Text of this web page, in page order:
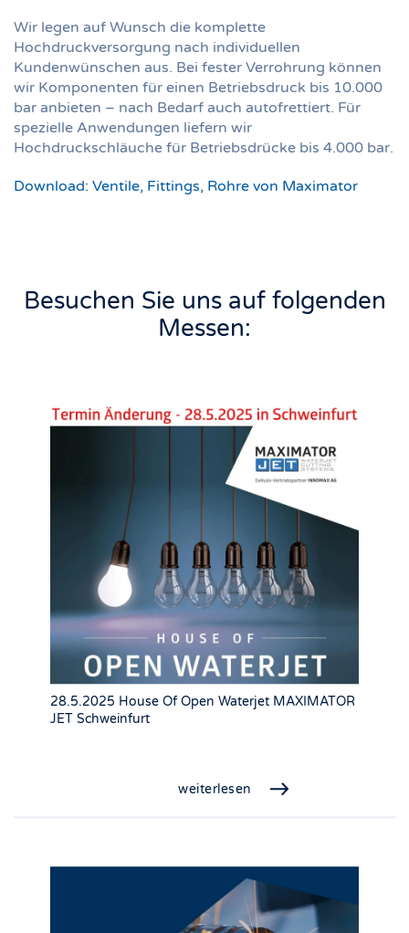
Wir legen auf Wunsch die komplette
Hochdruckversorgung nach individuellen
Kundenwünschen aus. Bei fester Verrohrung können
wir Komponenten für einen Betriebsdruck bis 10.000
bar anbieten – nach Bedarf auch autofrettiert. Für
spezielle Anwendungen liefern wir
Hochdruckschläuche für Betriebsdrücke bis 4.000 bar.
Download: Ventile, Fittings, Rohre von Maximator
Besuchen Sie uns auf folgenden
Messen:
28.5.2025 House Of Open Waterjet MAXIMATOR
JET Schweinfurt
weiterlesen